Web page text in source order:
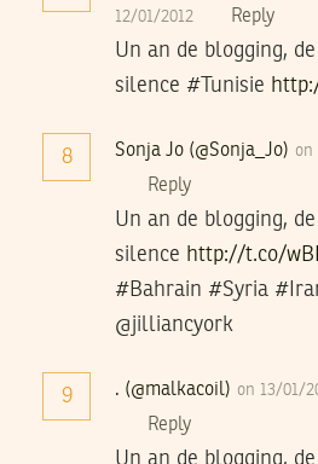
12/01/2012 Reply
Un an de blogging,
silence #Tunisie
8 Sonja Jo (@Sonja_Jo) on
Reply
Un an de blogging,
silence http://t.co/
#Bahrain #Syria
@jilliancyork
9 . (@malkacoil) on 13/01/
Reply
Un an de blogging,